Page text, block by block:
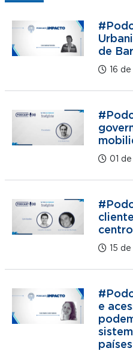
de
16
01
15
e